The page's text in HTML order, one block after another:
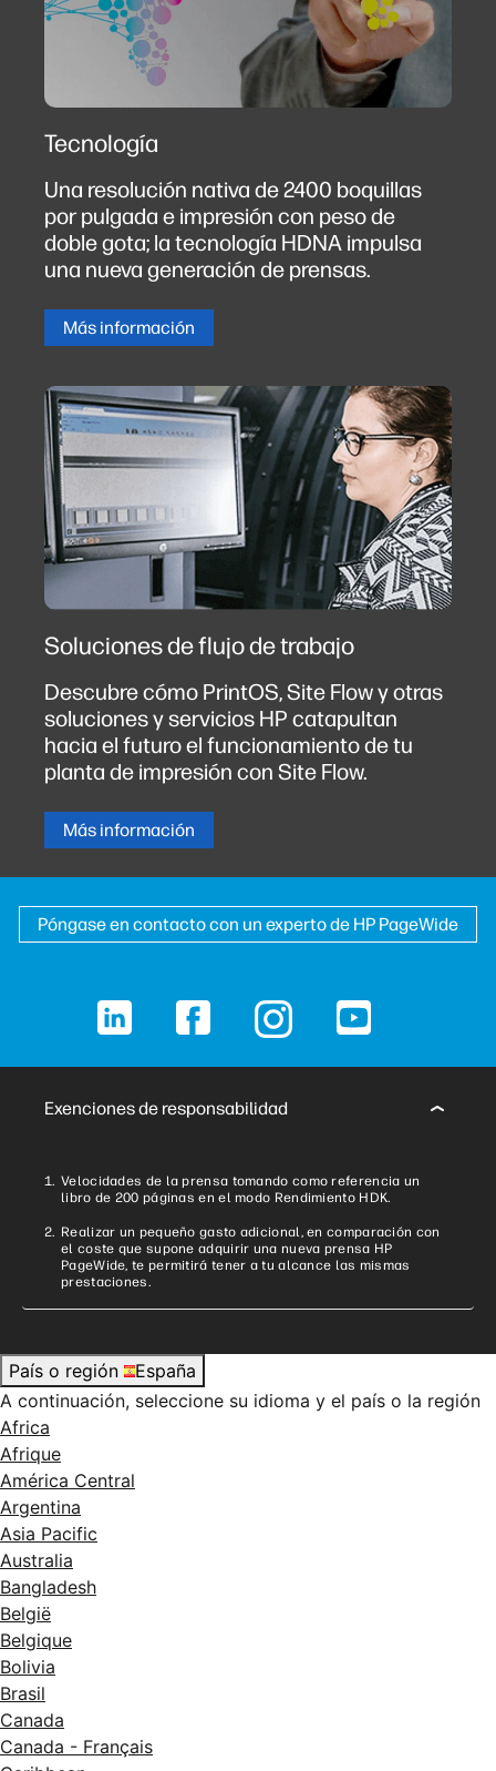
Tecnología
Una resolución nativa de 2400 boquillas
por pulgada e impresión con peso de
doble gota; la tecnología HDNA impulsa
una nueva generación de prensas.
Más información
Soluciones de flujo de trabajo
Descubre cómo PrintOS, Site Flow y otras
soluciones y servicios HP catapultan
hacia el futuro el funcionamiento de tu
planta de impresión con Site Flow.
Más información
Póngase en contacto con un experto de HP PageWide
LinkedIn Facebook Instagram YouTube
Exenciones de responsabilidad
Velocidades de la prensa tomando como referencia un
libro de 200 páginas en el modo Rendimiento HDK.
Realizar un pequeño gasto adicional, en comparación con
el coste que supone adquirir una nueva prensa HP
PageWide, te permitirá tener a tu alcance las mismas
prestaciones.
País o región
España
A continuación, seleccione su idioma y el país o la región
Africa
Afrique
América Central
Argentina
Asia Pacific
Australia
Bangladesh
België
Belgique
Bolivia
Brasil
Canada
Canada - Français